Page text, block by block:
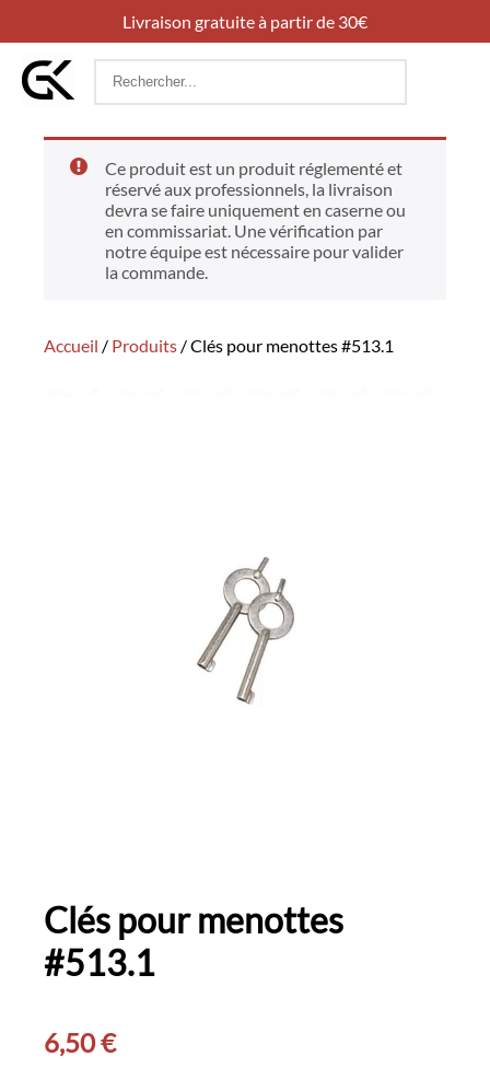
Livraison gratuite à partir de 30€
Rechercher
Ce produit est un produit réglementé et
réservé aux professionnels, la livraison
devra se faire uniquement en caserne ou
en commissariat. Une vérification par
notre équipe est nécessaire pour valider
la commande.
Accueil / Produits /Clés pour menottes #513.1
Clés pour menottes
#513.1
6,50€